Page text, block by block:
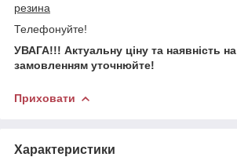
резина
Телефонуйте!
УВАГА!!! Актуальну ціну та наявність
замовленням уточнюйте!
Приховати
Характеристики